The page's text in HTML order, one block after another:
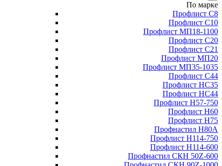
По марке
Профлист С8
Профлист С10
Профлист МП18-1100
Профлист С20
Профлист С21
Профлист МП20
Профлист МП35-1035
Профлист С44
Профлист НС35
Профлист НС44
Профлист Н57-750
Профлист Н60
Профлист Н75
Профнастил Н80А
Профлист Н114-750
Профлист Н114-600
Профнастил СКН 50Z-600